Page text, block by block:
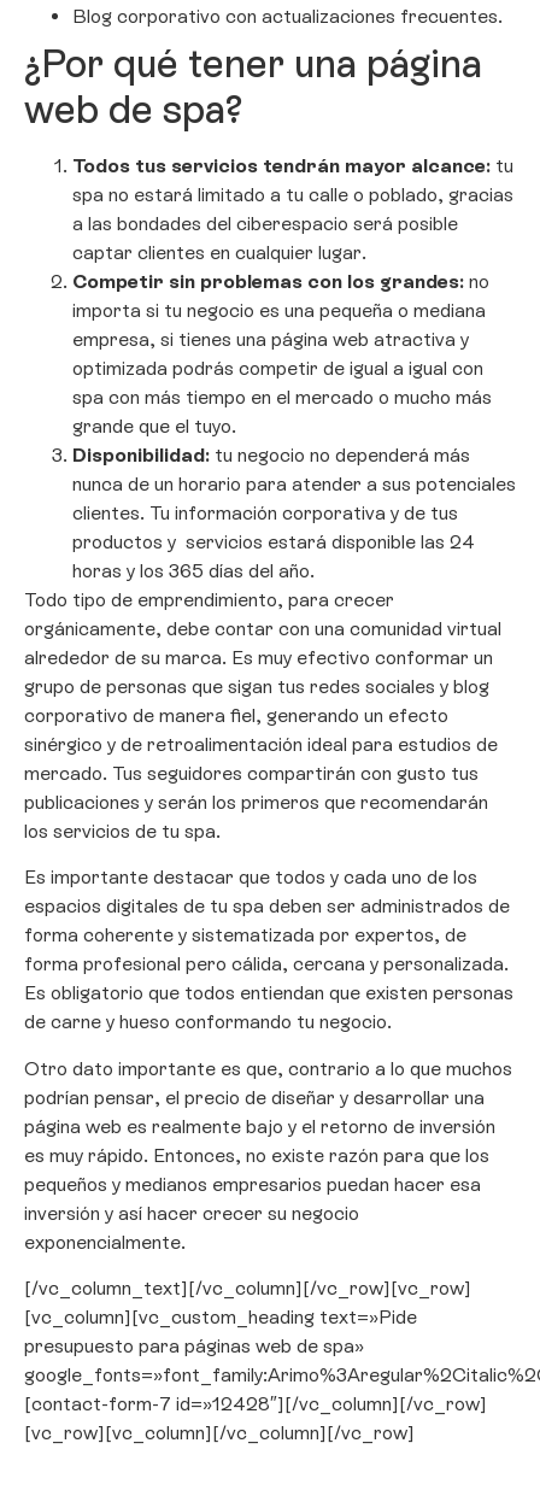
Blog corporativo con actualizaciones frecuentes.
¿Por qué tener una página
web de spa?
Todos tus servicios tendrán mayor alcance: tu
spa no estará limitado a tu calle o poblado, gracias
a las bondades del ciberespacio será posible
captar clientes en cualquier lugar.
Competir sin problemas con los grandes: no
importa si tu negocio es una pequeña o mediana
empresa, si tienes una página web atractiva y
optimizada podrás competir de igual a igual con
spa con más tiempo en el mercado o mucho más
grande que el tuyo.
Disponibilidad: tu negocio no dependerá más
nunca de un horario para atender a sus potenciales
clientes. Tu información corporativa y de tus
productos y servicios estará disponible las 24
horas y los 365 días del año.
Todo tipo de emprendimiento, para crecer
orgánicamente, debe contar con una comunidad virtual
alrededor de su marca. Es muy efectivo conformar un
grupo de personas que sigan tus redes sociales y blog
corporativo de manera fiel, generando un efecto
sinérgico y de retroalimentación ideal para estudios de
mercado. Tus seguidores compartirán con gusto tus
publicaciones y serán los primeros que recomendarán
los servicios de tu spa.
Es importante destacar que todos y cada uno de los
espacios digitales de tu spa deben ser administrados de
forma coherente y sistematizada por expertos, de
forma profesional pero cálida, cercana y personalizada.
Es obligatorio que todos entiendan que existen personas
de carne y hueso conformando tu negocio.
Otro dato importante es que, contrario a lo que muchos
podrían pensar, el precio de diseñar y desarrollar una
página web es realmente bajo y el retorno de inversión
es muy rápido. Entonces, no existe razón para que los
pequeños y medianos empresarios puedan hacer esa
inversión y así hacer crecer su negocio
exponencialmente.
[/vc_column_text][/vc_column][/vc_row][vc_row]
[vc_column][vc_custom_heading text=»Pide
presupuesto para páginas web de spa»
[contact-form-7 id=»12428″][/vc_column][/vc_row]
[vc_row][vc_column][/vc_column][/vc_row]